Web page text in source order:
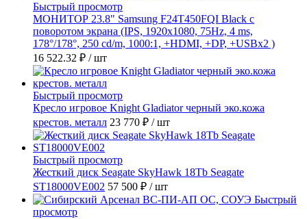
Быстрый просмотр
МОНИТОР 23.8" Samsung F24T450FQI Black с
поворотом экрана (IPS, 1920x1080, 75Hz, 4 ms,
178°/178°, 250 cd/m, 1000:1, +HDMI, +DP, +USBx2 )
16 522.32 ₽ / шт
Быстрый просмотр
Кресло игровое Knight Gladiator черный эко.кожа
крестов. металл 23 770 ₽ / шт
Быстрый просмотр
Жесткий диск Seagate SkyHawk 18Tb Seagate
ST18000VE002 57 500 ₽ / шт
Быстрый
просмотр